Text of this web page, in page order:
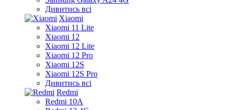
Дивитись всі
Xiaomi
Xiaomi 11 Lite
Xiaomi 12
Xiaomi 12 Lite
Xiaomi 12 Pro
Xiaomi 12S
Xiaomi 12S Pro
Дивитись всі
Redmi
Redmi 10A